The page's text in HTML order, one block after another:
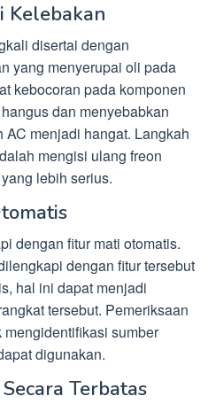
Kelebakan
disertai dengan
yang menyerupai oli pada
kebocoran pada komponen
dan menyebabkan
menjadi hangat. Langkah
mengisi ulang freon
lebih serius.
dengan fitur mati otomatis.
dengan fitur tersebut
hal ini dapat menjadi
tersebut. Pemeriksaan
sumber
digunakan.
Terbatas